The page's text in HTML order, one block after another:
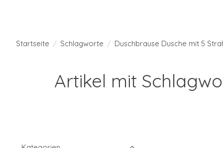
Startseite / Schlagworte / Duschbrause Dusche mit 5
Artikel mit